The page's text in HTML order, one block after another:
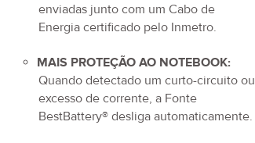
enviadas junto com um Cabo de
Energia certificado pelo Inmetro.
MAIS PROTEÇÃO AO NOTEBOOK:
Quando detectado um curto-circuito ou
excesso de corrente, a Fonte
BestBattery® desliga automaticamente.